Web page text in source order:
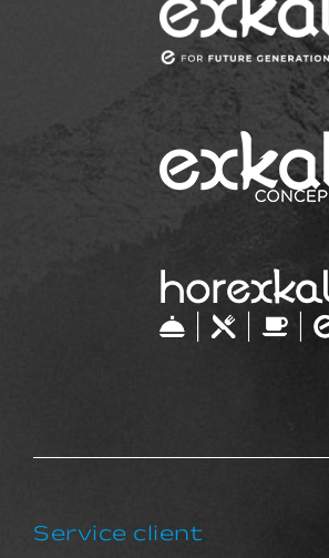
Service client